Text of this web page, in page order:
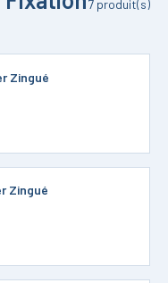
7 produit(s)
Zingué
Zingué